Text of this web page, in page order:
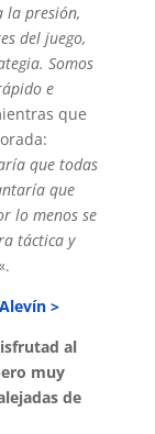
la presión,
del juego,
Somos
e
que
que todas
que
lo menos se
táctica y
>
al
muy
de